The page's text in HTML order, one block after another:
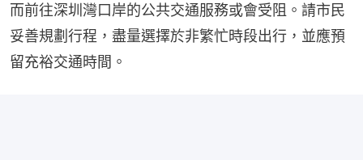
而前往深圳灣口岸的公共交通服務或會受阻。請市民
妥善規劃行程，盡量選擇於非繁忙時段出行，並應預
留充裕交通時間。